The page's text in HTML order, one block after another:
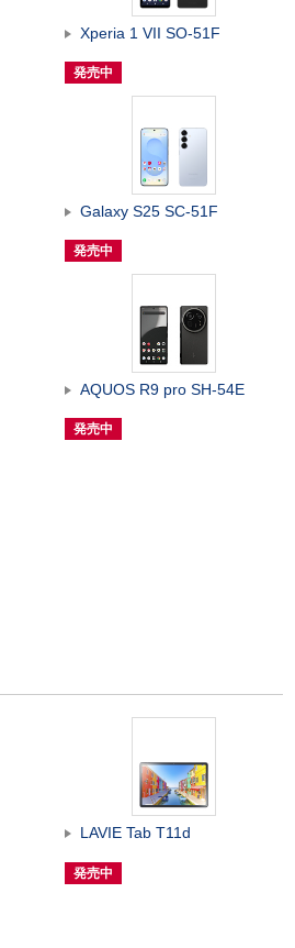
Xperia 1 VII SO-51F
発売中
Galaxy S25 SC-51F
発売中
AQUOS R9 pro SH-54E
発売中
LAVIE Tab T11d
発売中